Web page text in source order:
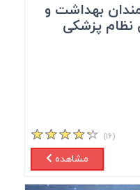
بهداشت و
نظام پزشکی
(۱۶)
مشاهده